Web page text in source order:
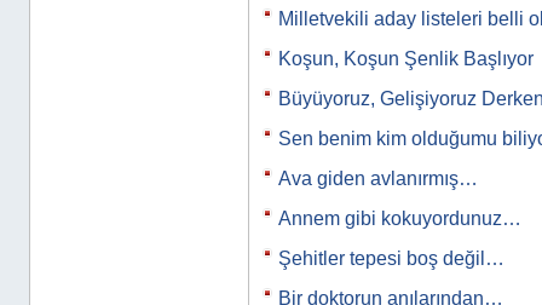
Milletvekili aday listeleri belli
Koşun, Koşun Şenlik Başlıyor
Büyüyoruz, Gelişiyoruz
Sen benim kim olduğumu
Ava giden avlanırmış…
Annem gibi kokuyordunuz…
Şehitler tepesi boş değil…
Bir doktorun anılarından…